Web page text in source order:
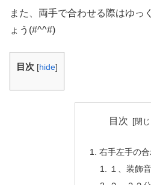
また、両手で合わせる際はゆっ
ょう(#^^#)
目次 [hide]
目次
右手左手の
１、装飾